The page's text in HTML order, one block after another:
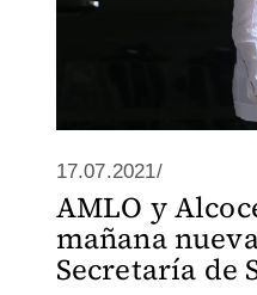
17.07.2021/
AMLO y
mañana
Secretaría de